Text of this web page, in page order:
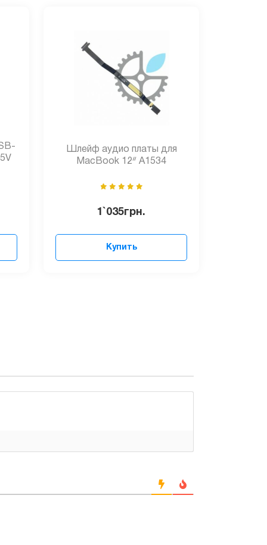
Шлейф аудио платы для
MacBook 12ᐥ A1534
1`035грн.
Купить